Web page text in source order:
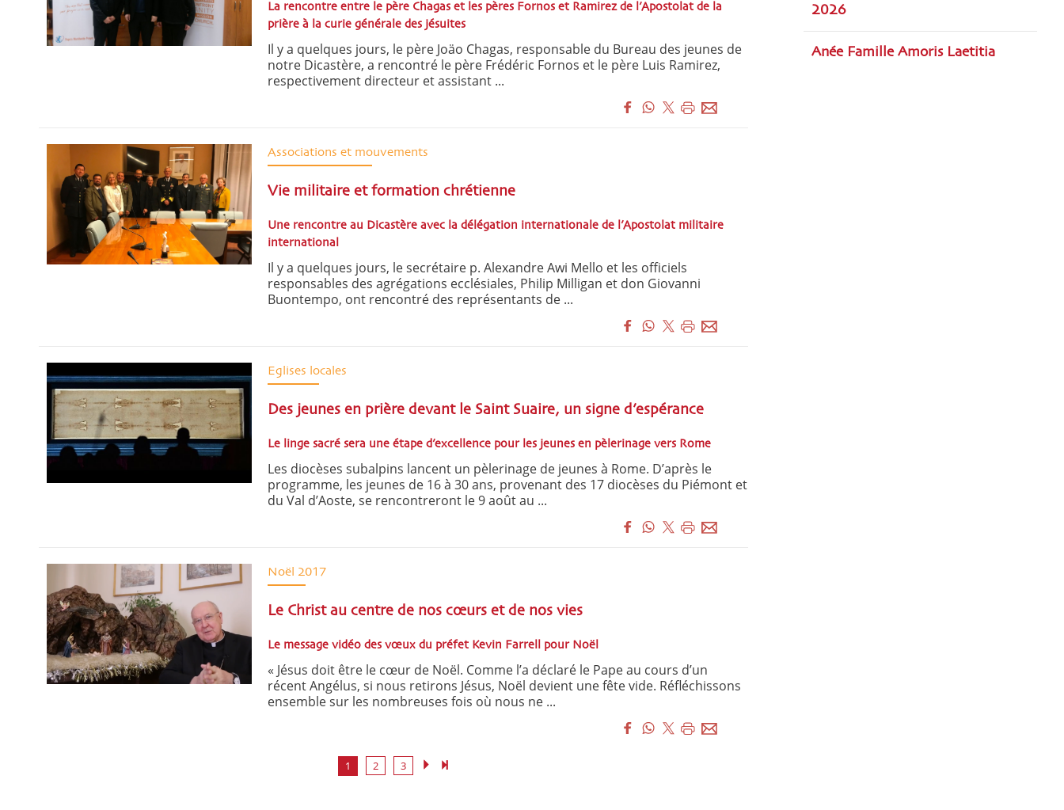
La rencontre entre le père Chagas et les pères Fornos et Ramirez de l’Apostolat de la
prière à la curie générale des jésuites
Il y a quelques jours, le père Joäo Chagas, responsable du Bureau des jeunes de
notre Dicastère, a rencontré le père Frédéric Fornos et le père Luis Ramirez,
respectivement directeur et assistant ...
Associations et mouvements
Vie militaire et formation chrétienne
Une rencontre au Dicastère avec la délégation internationale de l’Apostolat militaire
international
Il y a quelques jours, le secrétaire p. Alexandre Awi Mello et les officiels
responsables des agrégations ecclésiales, Philip Milligan et don Giovanni
Buontempo, ont rencontré des représentants de ...
Eglises locales
Des jeunes en prière devant le Saint Suaire, un signe d’espérance
Le linge sacré sera une étape d’excellence pour les jeunes en pèlerinage vers Rome
Les diocèses subalpins lancent un pèlerinage de jeunes à Rome. D’après le
programme, les jeunes de 16 à 30 ans, provenant des 17 diocèses du Piémont et
du Val d’Aoste, se rencontreront le 9 août au ...
Noël 2017
Le Christ au centre de nos cœurs et de nos vies
Le message vidéo des vœux du préfet Kevin Farrell pour Noël
« Jésus doit être le cœur de Noël. Comme l’a déclaré le Pape au cours d’un
récent Angélus, si nous retirons Jésus, Noël devient une fête vide. Réfléchissons
ensemble sur les nombreuses fois où nous ne ...
1 2 3
2026
Anée Famille Amoris Laetitia